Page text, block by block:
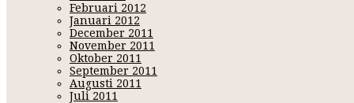
Februari 2012
Januari 2012
December 2011
November 2011
Oktober 2011
September 2011
Augusti 2011
Juli 2011